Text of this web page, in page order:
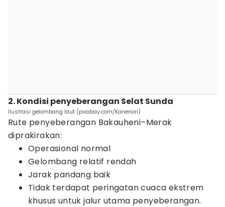
2. Kondisi penyeberangan Selat Sunda
Ilustrasi gelombang laut (pixabay.com/Kanenori)
Rute penyeberangan Bakauheni–Merak
diprakirakan:
Operasional normal
Gelombang relatif rendah
Jarak pandang baik
Tidak terdapat peringatan cuaca ekstrem
khusus untuk jalur utama penyeberangan.